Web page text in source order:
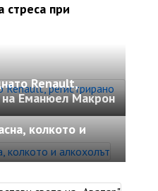
стреса при
Renault,
Еманюел Макрон
колкото и